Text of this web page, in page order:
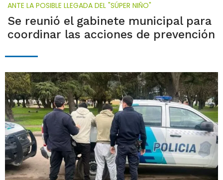
ANTE LA POSIBLE LLEGADA DEL "SÚPER NIÑO"
Se reunió el gabinete municipal para
coordinar las acciones de prevención